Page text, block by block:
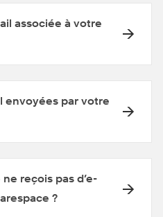
associée à votre
envoyées par votre
reçois pas d’e-
?